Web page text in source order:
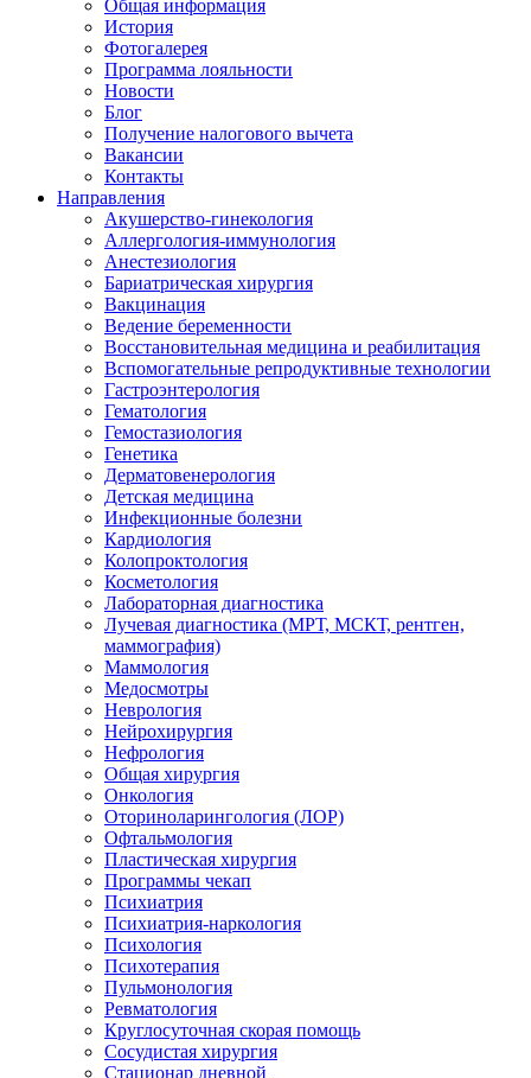
Общая информация
История
Фотогалерея
Программа лояльности
Новости
Блог
Получение налогового вычета
Вакансии
Контакты
Направления
Акушерство-гинекология
Аллергология-иммунология
Анестезиология
Бариатрическая хирургия
Вакцинация
Ведение беременности
Восстановительная медицина и реабилитация
Вспомогательные репродуктивные технологии
Гастроэнтерология
Гематология
Гемостазиология
Генетика
Дерматовенерология
Детская медицина
Инфекционные болезни
Кардиология
Колопроктология
Косметология
Лабораторная диагностика
Лучевая диагностика (МРТ, МСКТ, рентген,
маммография)
Маммология
Медосмотры
Неврология
Нейрохирургия
Нефрология
Общая хирургия
Онкология
Оториноларингология (ЛОР)
Офтальмология
Пластическая хирургия
Программы чекап
Психиатрия
Психиатрия-наркология
Психология
Психотерапия
Пульмонология
Ревматология
Круглосуточная скорая помощь
Сосудистая хирургия
Стационар дневной